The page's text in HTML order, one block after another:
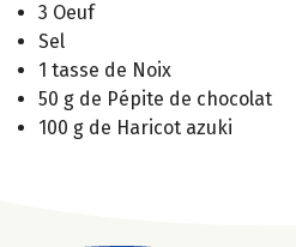
3 Oeuf
Sel
1 tasse de Noix
50 g de Pépite de chocolat
100 g de Haricot azuki